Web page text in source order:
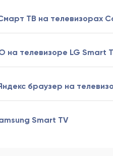
ТВ на телевизорах
на телевизоре LG Smart
браузер на
Smart TV